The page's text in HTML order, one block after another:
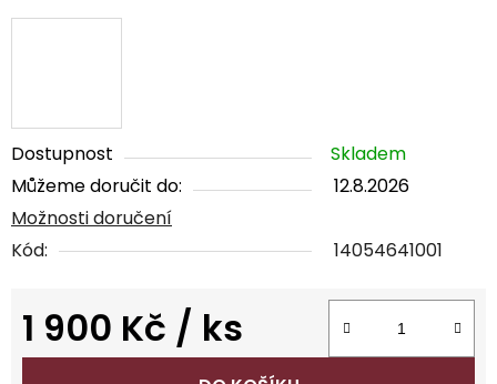
Dostupnost
Skladem
Můžeme doručit do:
12.8.2026
Možnosti doručení
Kód:
14054641001
1 900 Kč / ks
Měrná cena: